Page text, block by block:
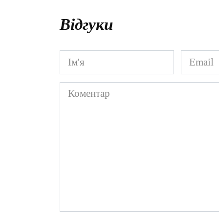
Відгуки
Ім'я
*
Email
*
Коментар